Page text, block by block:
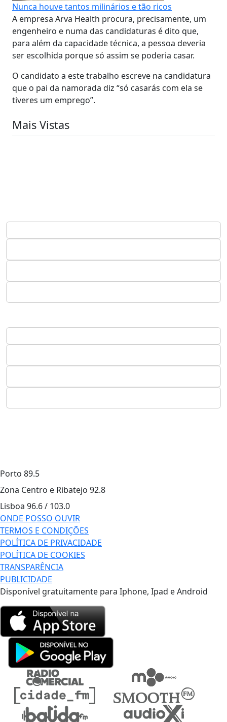
Nunca houve tantos milinários e tão ricos
A empresa Arva Health procura, precisamente, um
engenheiro e numa das candidaturas é dito que,
para além da capacidade técnica, a pessoa deveria
ser escolhida porque só assim se poderia casar.
O candidato a este trabalho escreve na candidatura
que o pai da namorada diz “só casarás com ela se
tiveres um emprego”.
Mais Vistas
Porto 89.5
Zona Centro e Ribatejo 92.8
Lisboa 96.6 / 103.0
ONDE POSSO OUVIR
TERMOS E CONDIÇÕES
POLÍTICA DE PRIVACIDADE
POLÍTICA DE COOKIES
TRANSPARÊNCIA
PUBLICIDADE
Disponível gratuitamente para Iphone, Ipad e Android